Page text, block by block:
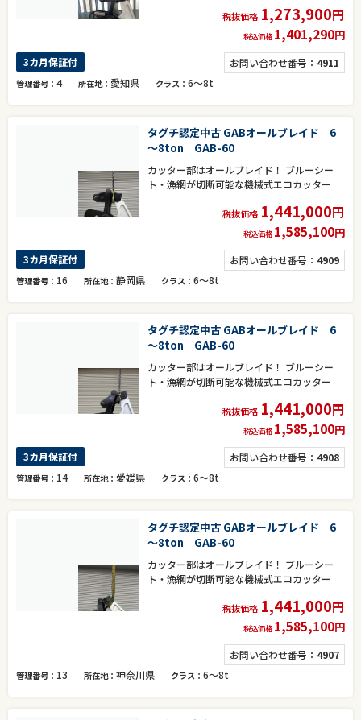
税抜価格 1,273,900円
税込価格 1,401,290円
お問い合わせ番号： 4911
3カ月保証付
管理番号 4 所在地 愛知県 クラス 6～8t
タグチ認定中古 GABオールブレイド 6
～8ton GAB-60
カッター部はオールブレイド！ ブルーシー
ト・漁網が切断可能な機械式エコカッター
税抜価格 1,441,000円
税込価格 1,585,100円
お問い合わせ番号： 4909
3カ月保証付
管理番号 16 所在地 静岡県 クラス 6～8t
タグチ認定中古 GABオールブレイド 6
～8ton GAB-60
カッター部はオールブレイド！ ブルーシー
ト・漁網が切断可能な機械式エコカッター
税抜価格 1,441,000円
税込価格 1,585,100円
お問い合わせ番号： 4908
3カ月保証付
管理番号 14 所在地 愛媛県 クラス 6～8t
タグチ認定中古 GABオールブレイド 6
～8ton GAB-60
カッター部はオールブレイド！ ブルーシー
ト・漁網が切断可能な機械式エコカッター
税抜価格 1,441,000円
税込価格 1,585,100円
お問い合わせ番号： 4907
管理番号 13 所在地 神奈川県 クラス 6～8t